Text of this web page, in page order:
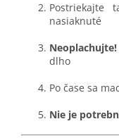
Postriekajte
nasiaknuté
Neoplachujte!
dlho
Po čase sa
Nie je